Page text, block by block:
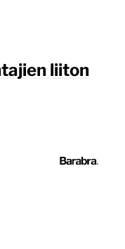
liiton